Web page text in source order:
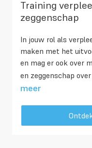
Training
zeggenschap
In jouw rol als
maken met het
en mag er ook over
en zeggenschap
meer